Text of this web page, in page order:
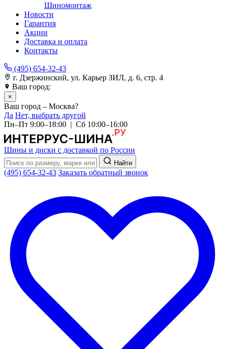
Шиномонтаж
Новости
Гарантия
Акции
Доставка и оплата
Контакты
(495) 654-32-43
г. Дзержинский, ул. Карьер ЗИЛ, д. 6, стр. 4
Ваш город:
×
Ваш город – Москва?
Да Нет, выбрать другой
Пн–Пт 9:00–18:00 | Сб 10:00–16:00
Шины и диски с доставкой по России
Найти
(495) 654-32-43 Заказать обратный звонок